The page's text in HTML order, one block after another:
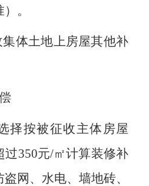
。
集体土地上房屋其他补
择按被征收主体房屋
过350元/㎡计算装修补
网、水电、墙地砖、